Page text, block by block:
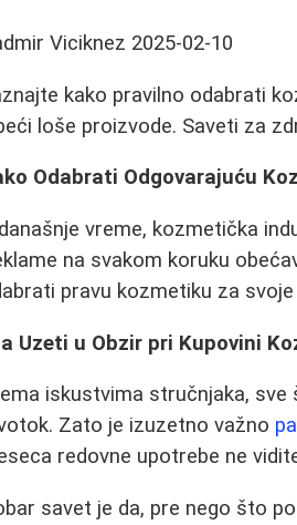
Viciknez 2025-02-10
kako pravilno odabrati
loše proizvode. Saveti za
Odabrati Odgovarajuću
vreme, kozmetička
na svakom koruku
pravu kozmetiku za
Uzeti u Obzir pri Kupovini
iskustvima stručnjaka,
Zato je izuzetno važno
redovne upotrebe ne
savet je da, pre nego što